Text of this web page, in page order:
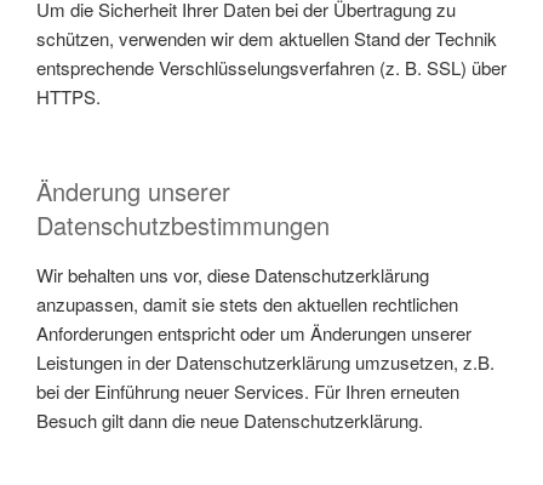
Um die Sicherheit Ihrer Daten bei der Übertragung zu
schützen, verwenden wir dem aktuellen Stand der Technik
entsprechende Verschlüsselungsverfahren (z. B. SSL) über
HTTPS.
Änderung unserer
Datenschutzbestimmungen
Wir behalten uns vor, diese Datenschutzerklärung
anzupassen, damit sie stets den aktuellen rechtlichen
Anforderungen entspricht oder um Änderungen unserer
Leistungen in der Datenschutzerklärung umzusetzen, z.B.
bei der Einführung neuer Services. Für Ihren erneuten
Besuch gilt dann die neue Datenschutzerklärung.